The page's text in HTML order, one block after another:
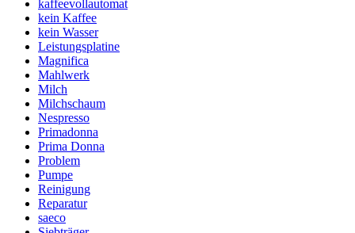
kaffeevollautomat
kein Kaffee
kein Wasser
Leistungsplatine
Magnifica
Mahlwerk
Milch
Milchschaum
Nespresso
Primadonna
Prima Donna
Problem
Pumpe
Reinigung
Reparatur
saeco